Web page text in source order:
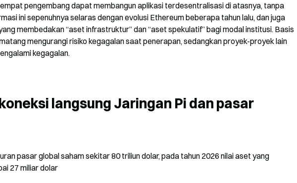
pengembang dapat membangun aplikasi terdesentralisasi di atasnya, tanpa
ini sepenuhnya selaras dengan evolusi Ethereum beberapa tahun lalu, dan juga
membedakan “aset infrastruktur” dan “aset spekulatif” bagi modal institusi. Basis
mengurangi risiko kegagalan saat penerapan, sedangkan proyek-proyek lain
kegagalan.
langsung Jaringan Pi dan pasar
pasar global saham sekitar 80 triliun dolar, pada tahun 2026 nilai aset yang
27 miliar dolar